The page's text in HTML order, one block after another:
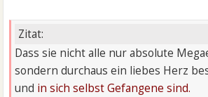
Zitat:
Dass sie nicht alle nur absolute
sondern durchaus ein liebes Herz
und in sich selbst Gefangene sind.